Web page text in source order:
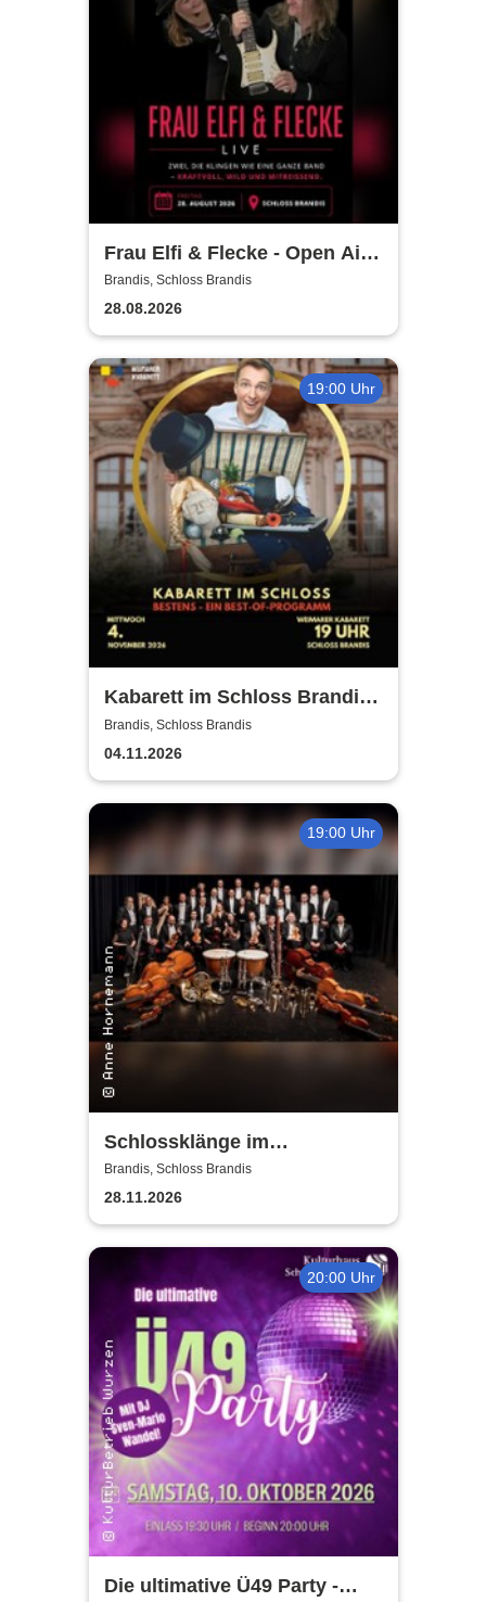
Frau Elfi & Flecke - Open Air
Konzert
Brandis, Schloss Brandis
28.08.2026
19:00 Uhr
Kabarett im Schloss Brandis |
Weimarer Kabarett
Brandis, Schloss Brandis
04.11.2026
19:00 Uhr
Schlossklänge im
Kerzenschein -
Adventskonzert
Brandis, Schloss Brandis
28.11.2026
20:00 Uhr
Die ultimative Ü49 Party -